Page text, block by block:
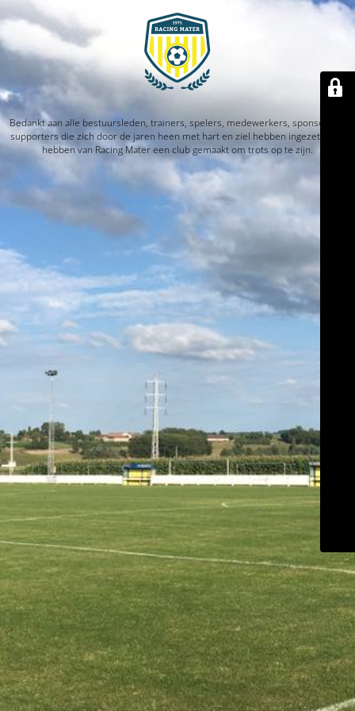
Bedankt aan alle bestuursleden, trainers, spelers, medewerkers, sponsors en
supporters die zich door de jaren heen met hart en ziel hebben ingezet. Jullie
hebben van Racing Mater een club gemaakt om trots op te zijn.